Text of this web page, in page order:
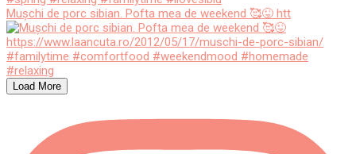
Mușchi de porc sibian. Pofta mea de weekend 🥰😜 htt
Load More